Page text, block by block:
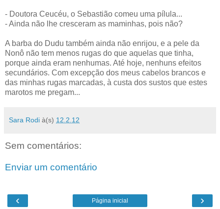
- Doutora Ceucéu, o Sebastião comeu uma pílula...
- Ainda não lhe cresceram as maminhas, pois não?
A barba do Dudu também ainda não enrijou, e a pele da
Nonô não tem menos rugas do que aquelas que tinha,
porque ainda eram nenhumas. Até hoje, nenhuns efeitos
secundários. Com excepção dos meus cabelos brancos e
das minhas rugas marcadas, à custa dos sustos que estes
marotos me pregam...
Sara Rodi à(s) 12.2.12
Sem comentários:
Enviar um comentário
‹ ›
Página inicial